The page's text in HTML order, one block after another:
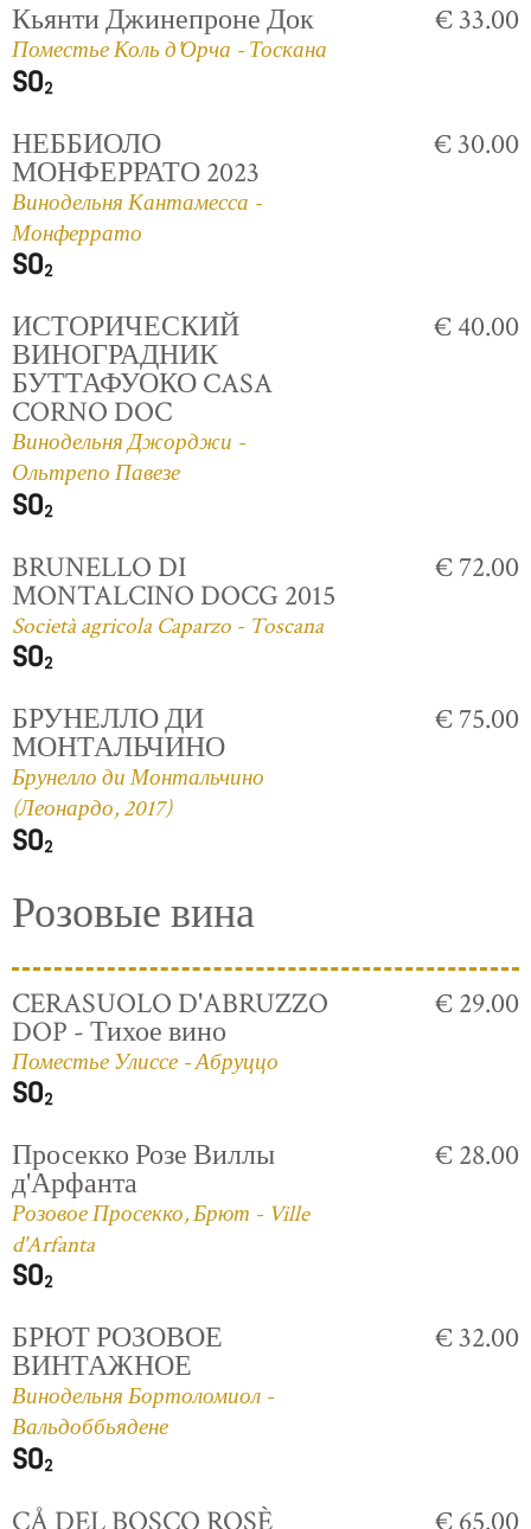
Кьянти Джинепроне Док
Поместье Коль д'Орча - Тоскана
€ 33.00
НЕББИОЛО
МОНФЕРРАТО 2023
Винодельня Кантамесса -
Монферрато
€ 30.00
ИСТОРИЧЕСКИЙ
ВИНОГРАДНИК
БУТТАФУОКО CASA
CORNO DOC
Винодельня Джорджи -
Ольтрепо Павезе
€ 40.00
BRUNELLO DI
MONTALCINO DOCG 2015
Società agricola Caparzo - Toscana
€ 72.00
БРУНЕЛЛО ДИ
МОНТАЛЬЧИНО
Брунелло ди Монтальчино
(Леонардо, 2017)
€ 75.00
Розовые вина
CERASUOLO D'ABRUZZO
DOP - Тихое вино
Поместье Улиссе - Абруццо
€ 29.00
Просекко Розе Виллы
д'Арфанта
Розовое Просекко, Брют - Ville
d'Arfanta
€ 28.00
БРЮТ РОЗОВОЕ
ВИНТАЖНОЕ
Винодельня Бортоломиол -
Вальдоббьядене
€ 32.00
CÅ DEL BOSCO ROSÈ € 65.00